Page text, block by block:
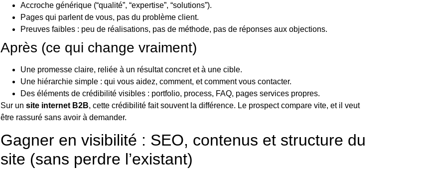
Accroche générique (“qualité”, “expertise”, “solutions”).
Pages qui parlent de vous, pas du problème client.
Preuves faibles : peu de réalisations, pas de méthode, pas de réponses aux objections.
Après (ce qui change vraiment)
Une promesse claire, reliée à un résultat concret et à une cible.
Une hiérarchie simple : qui vous aidez, comment, et comment vous contacter.
Des éléments de crédibilité visibles : portfolio, process, FAQ, pages services propres.
Sur un site internet B2B, cette crédibilité fait souvent la différence. Le prospect compare vite, et il veut
être rassuré sans avoir à demander.
Gagner en visibilité : SEO, contenus et structure du
site (sans perdre l’existant)